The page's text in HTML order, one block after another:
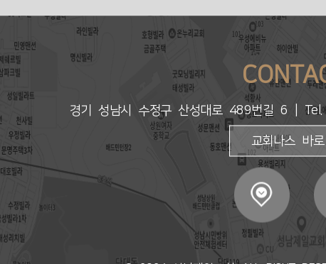
경기 성남시 수정구 산성대로 489번길 6 |
교회나스 바